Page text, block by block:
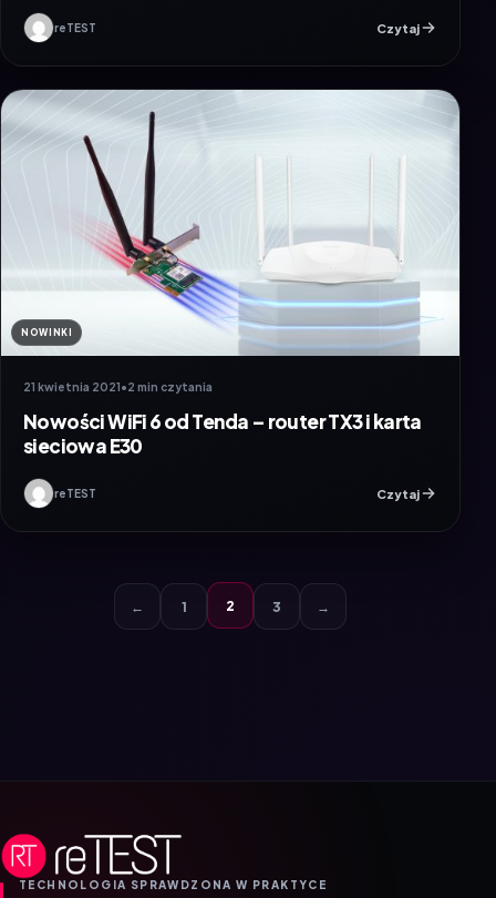
reTEST Czytaj
NOWINKI
21 kwietnia 2021•2 min czytania
Nowości WiFi 6 od Tenda – router TX3 i karta
sieciowa E30
reTEST Czytaj
← 1 2 3 →
TECHNOLOGIA SPRAWDZONA W PRAKTYCE